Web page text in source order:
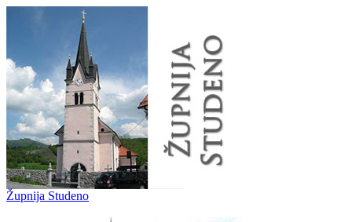
Župnija Studeno